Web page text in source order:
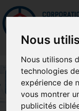
Nous
Nous utilisons
technologies
expérience de
vous montrer
publicités
Mettreà jour vos